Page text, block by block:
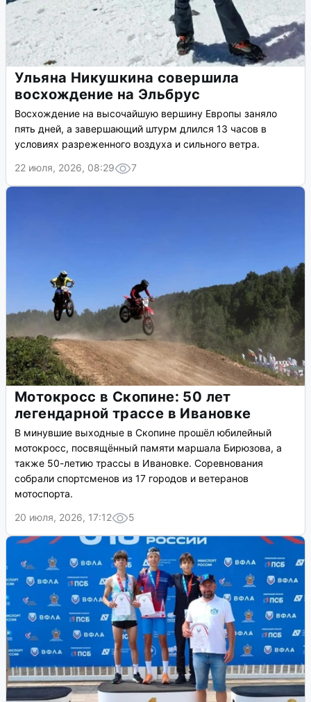
Ульяна Никушкина совершила
восхождение на Эльбрус
Восхождение на высочайшую вершину Европы заняло
пять дней, а завершающий штурм длился 13 часов в
условиях разреженного воздуха и сильного ветра.
22 июля, 2026, 08:29
7
Мотокросс в Скопине: 50 лет
легендарной трассе в Ивановке
В минувшие выходные в Скопине прошёл юбилейный
мотокросс, посвящённый памяти маршала Бирюзова, а
также 50-летию трассы в Ивановке. Соревнования
собрали спортсменов из 17 городов и ветеранов
мотоспорта.
20 июля, 2026, 17:12
5